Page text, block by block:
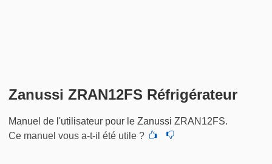
Zanussi ZRAN12FS Réfrigérateur
Manuel de l'utilisateur pour le Zanussi ZRAN12FS.
Ce manuel vous a-t-il été utile ?